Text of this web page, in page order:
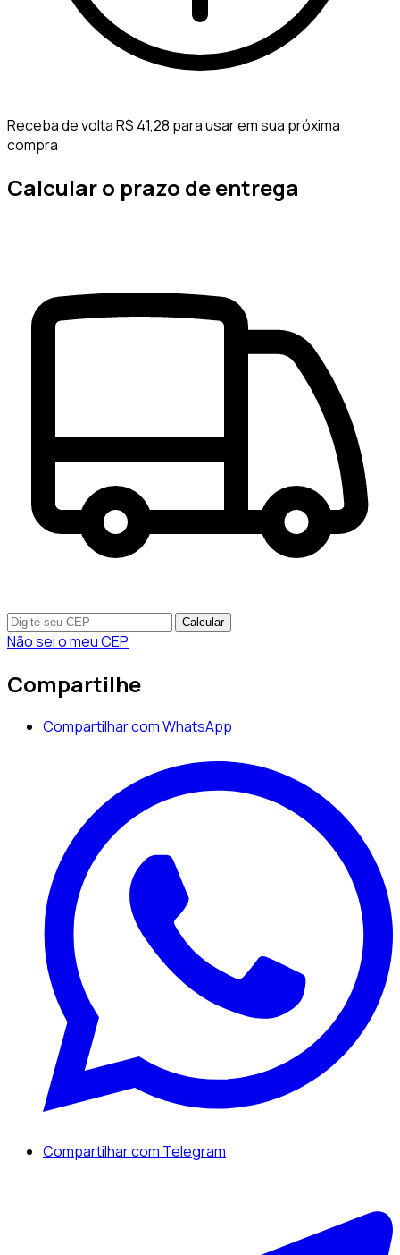
Receba de volta R$ 41,28 para usar em sua próxima
compra
Calcular o prazo de entrega
Calcular
Não sei o meu CEP
Compartilhe
Compartilhar com WhatsApp
Compartilhar com Telegram